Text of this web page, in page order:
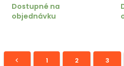
Dostupné na
objednávku
1 2 3